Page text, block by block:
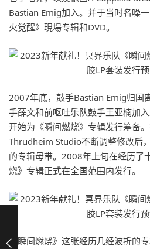
Bastian Emig加入。并于当时名噪
火觉醒》現場专辑和DVD。
2007年底，鼓手Bastian Emig归国
手薛文和前呕吐乐队鼓手王亚楠加
开始为《瞬间燃烧》专辑发行筹备
Thrudheim Studio不断调整修改后
的专辑母带。2008年上旬在经历了
烧》专辑正式在全国范围内发行。
《瞬间燃烧》这张经历几经波折的